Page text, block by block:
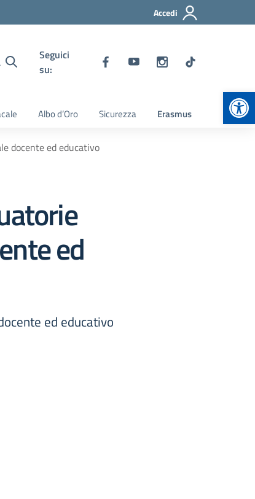
Accedi
Seguici
su:
Albo d’Oro Sicurezza Erasmus
docente ed educativo
ed
ed educativo